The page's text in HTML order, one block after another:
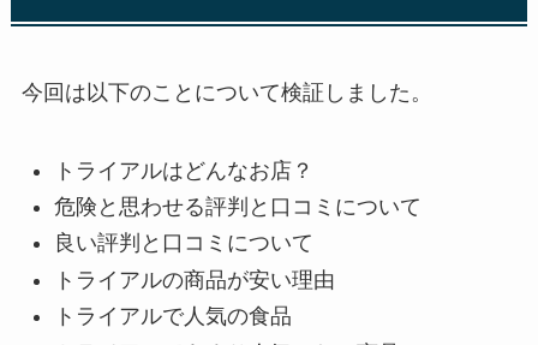
今回は以下のことについて検証しました。
トライアルはどんなお店？
危険と思わせる評判と口コミについて
良い評判と口コミについて
トライアルの商品が安い理由
トライアルで人気の食品